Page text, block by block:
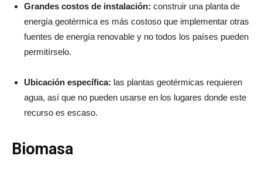
Grandes costos de instalación: construir una planta de
energía geotérmica es más costoso que implementar otras
fuentes de energía renovable y no todos los países pueden
permitírselo.
Ubicación específica: las plantas geotérmicas requieren
agua, así que no pueden usarse en los lugares donde este
recurso es escaso.
Biomasa